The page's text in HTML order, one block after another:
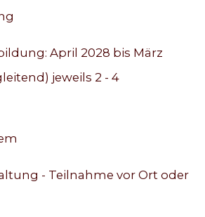
April 2028 bis März
jeweils 2 - 4
- Teilnahme vor Ort oder